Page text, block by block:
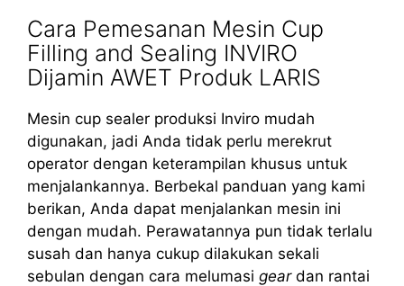
Cara Pemesanan Mesin Cup
Filling and Sealing INVIRO
Dijamin AWET Produk LARIS
Mesin cup sealer produksi Inviro mudah
digunakan, jadi Anda tidak perlu merekrut
operator dengan keterampilan khusus untuk
menjalankannya. Berbekal panduan yang kami
berikan, Anda dapat menjalankan mesin ini
dengan mudah. Perawatannya pun tidak terlalu
susah dan hanya cukup dilakukan sekali
sebulan dengan cara melumasi geardan rantai